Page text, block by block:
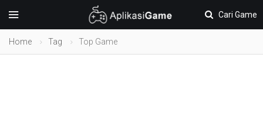
Cari Game
Home Tag Top Game